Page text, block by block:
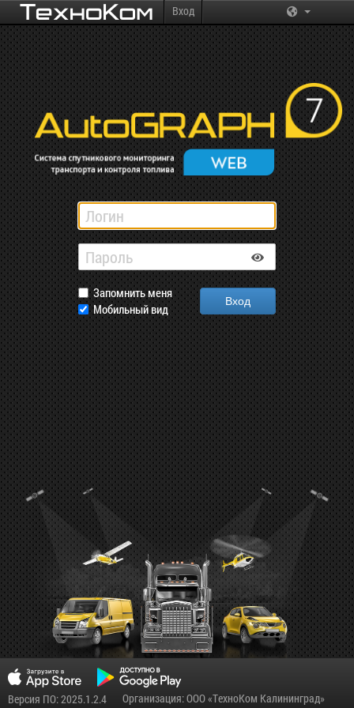
Вход
Запомнить меня
Мобильный вид
Версия ПО: 2025.1.2.4 Организация: ООО «ТехноКом Калининград»